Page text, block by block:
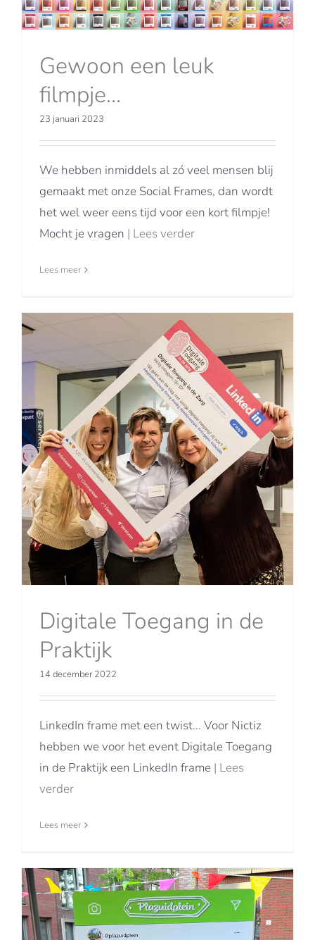
Gewoon een leuk
filmpje…
23 januari 2023
We hebben inmiddels al zó veel mensen blij
gemaakt met onze Social Frames, dan wordt
het wel weer eens tijd voor een kort filmpje!
Mocht je vragen | Lees verder
Lees meer
Digitale Toegang in de
Praktijk
14 december 2022
LinkedIn frame met een twist... Voor Nictiz
hebben we voor het event Digitale Toegang
in de Praktijk een LinkedIn frame | Lees
verder
Lees meer